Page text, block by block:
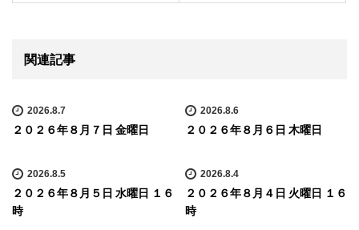
関連記事
2026.8.7
２０２６年８月７日 金曜日
2026.8.6
２０２６年８月６日 木曜日
2026.8.5
２０２６年８月５日 水曜日 １６
時
2026.8.4
２０２６年８月４日 火曜日 １６
時